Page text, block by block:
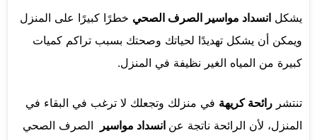
يشكل انسداد مواسير الصرف الصحي خطرًا كبيرًا على المنزل
ويمكن أن يشكل تهديدًا لحياتك وصحتك بسبب تراكم كميات
كبيرة من المياه الغير نظيفة في المنزل.
تنتشر رائحة كريهة في منزلك وتجعلك لا ترغب في البقاء في
المنزل، لأن الرائحة ناتجة عن انسداد مواسير
الصرف الصحي